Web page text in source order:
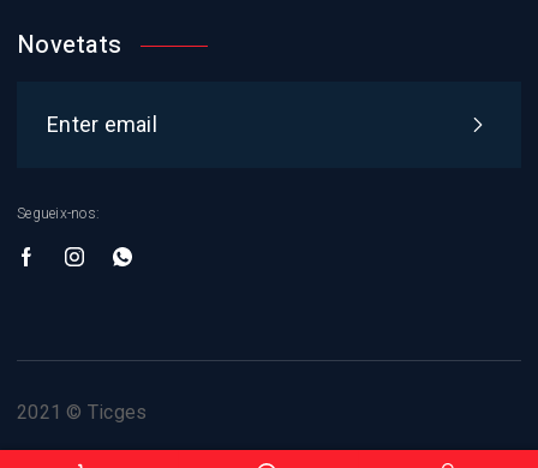
Novetats
Segueix-nos:
2021 © Ticges